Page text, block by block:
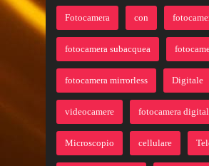
Fotocamera con
fotocamera subacquea
fotocamera mirrorless Digitale
videocamere fotocamera
Microscopio cellulare